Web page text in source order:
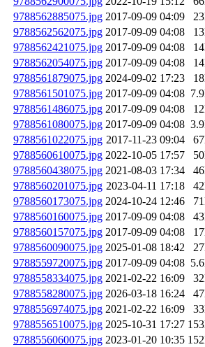
9788562885075.jpg 2017-09-09 04:09
9788562562075.jpg 2017-09-09 04:08
9788562421075.jpg 2017-09-09 04:08
9788562054075.jpg 2017-09-09 04:08
9788561879075.jpg 2024-09-02 17:23
9788561501075.jpg 2017-09-09 04:08
9788561486075.jpg 2017-09-09 04:08
9788561080075.jpg 2017-09-09 04:08
9788561022075.jpg 2017-11-23 09:04
9788560610075.jpg 2022-10-05 17:57
9788560438075.jpg 2021-08-03 17:34
9788560201075.jpg 2023-04-11 17:18
9788560173075.jpg 2024-10-24 12:46
9788560160075.jpg 2017-09-09 04:08
9788560157075.jpg 2017-09-09 04:08
9788560090075.jpg 2025-01-08 18:42
9788559720075.jpg 2017-09-09 04:08
9788558334075.jpg 2021-02-22 16:09
9788558280075.jpg 2026-03-18 16:24
9788556974075.jpg 2021-02-22 16:09
9788556510075.jpg 2025-10-31 17:27
9788556060075.jpg 2023-01-20 10:35